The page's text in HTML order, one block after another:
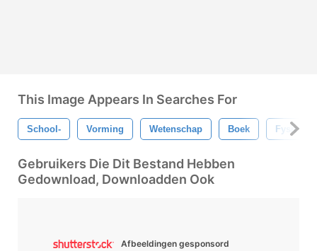
This Image Appears In Searches For
School- Vorming Wetenschap Boek Fysica
Gebruikers Die Dit Bestand Hebben
Gedownload, Downloadden Ook
Afbeeldingen gesponsord